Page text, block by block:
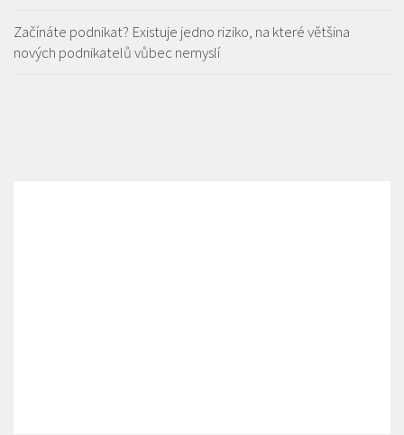
Začínáte podnikat? Existuje jedno riziko, na které většina
nových podnikatelů vůbec nemyslí